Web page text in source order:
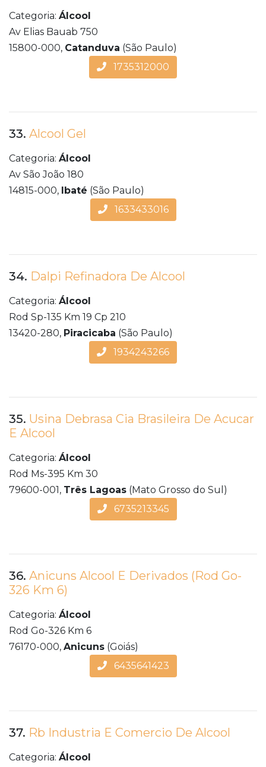
Categoria: Álcool
Av Elias Bauab 750
15800-000, Catanduva (São Paulo)
1735312000
33. Alcool Gel
Categoria: Álcool
Av São João 180
14815-000,
Ibaté (São Paulo)
1633433016
34. Dalpi Refinadora De Alcool
Categoria: Álcool
Rod Sp-135 Km 19 Cp 210
13420-280, Piracicaba (São Paulo)
1934243266
35. Usina Debrasa Cia Brasileira De Acucar
E Alcool
Categoria: Álcool
Rod Ms-395 Km 30
79600-001, Três Lagoas (Mato Grosso do Sul)
6735213345
36. Anicuns Alcool E Derivados (Rod Go-
326 Km 6)
Categoria: Álcool
Rod Go-326 Km 6
76170-000, Anicuns (Goiás)
6435641423
37. Rb Industria E Comercio De Alcool
Categoria: Álcool